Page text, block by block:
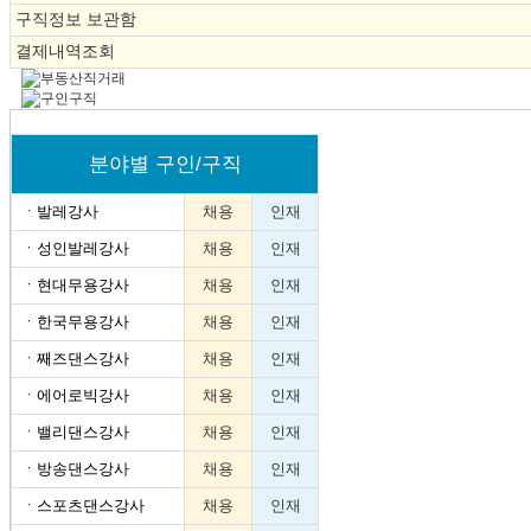
구직정보 보관함
결제내역조회
분야별 구인/구직
ㆍ 발레강사 채용 인재
ㆍ 성인발레강사 채용 인재
ㆍ 현대무용강사 채용 인재
ㆍ 한국무용강사 채용 인재
ㆍ 째즈댄스강사 채용 인재
ㆍ 에어로빅강사 채용 인재
ㆍ 밸리댄스강사 채용 인재
ㆍ 방송댄스강사 채용 인재
ㆍ 스포츠댄스강사 채용 인재